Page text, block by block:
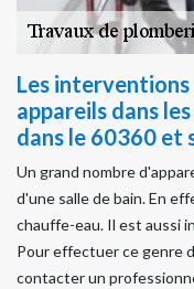
Les
appareils dans
dans le 60360 et
Un grand nombre
d'une salle de bain. En
chauffe-eau. Il est aussi
Pour effectuer ce genre
contacter un